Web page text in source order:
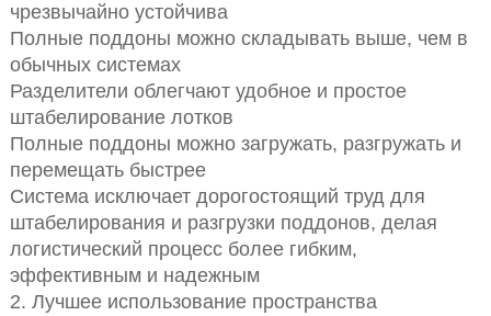
чрезвычайно устойчива
Полные поддоны можно складывать выше, чем в
обычных системах
Разделители облегчают удобное и простое
штабелирование лотков
Полные поддоны можно загружать, разгружать и
перемещать быстрее
Система исключает дорогостоящий труд для
штабелирования и разгрузки поддонов, делая
логистический процесс более гибким,
эффективным и надежным
2. Лучшее использование пространства